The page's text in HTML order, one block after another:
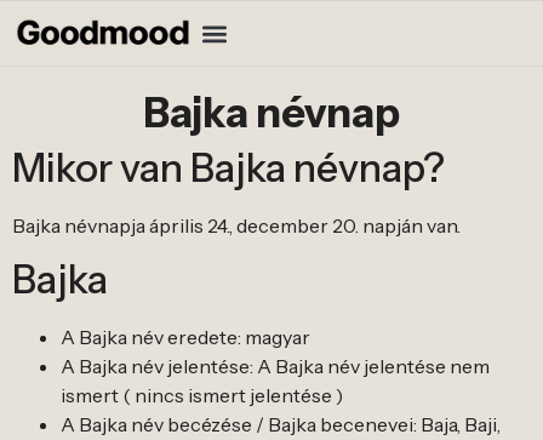
Bajka névnap
Mikor van Bajka névnap?
Bajka névnapja április 24., december 20. napján van.
Bajka
A Bajka név eredete: magyar
A Bajka név jelentése: A Bajka név jelentése nem
ismert ( nincs ismert jelentése )
A Bajka név becézése / Bajka becenevei: Baja, Baji,